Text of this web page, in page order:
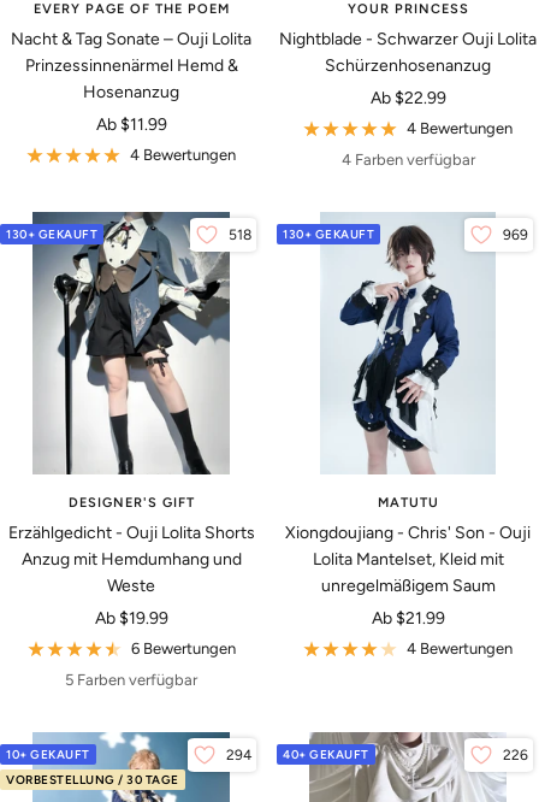
EVERY PAGE OF THE POEM
Nacht & Tag Sonate – Ouji Lolita
Prinzessinnenärmel Hemd &
Hosenanzug
Angebotspreis
Ab $11.99
4 Bewertungen
YOUR PRINCESS
Nightblade - Schwarzer Ouji Lolita
Schürzenhosenanzug
Angebotspreis
Ab $22.99
4 Bewertungen
4 Farben verfügbar
130+ GEKAUFT 518
DESIGNER'S GIFT
Erzählgedicht - Ouji Lolita Shorts
Anzug mit Hemdumhang und
Weste
Angebotspreis
Ab $19.99
6 Bewertungen
5 Farben verfügbar
130+ GEKAUFT 969
MATUTU
Xiongdoujiang - Chris' Son - Ouji
Lolita Mantelset, Kleid mit
unregelmäßigem Saum
Angebotspreis
Ab $21.99
4 Bewertungen
10+ GEKAUFT
VORBESTELLUNG / 30 TAGE
294 40+ GEKAUFT 226